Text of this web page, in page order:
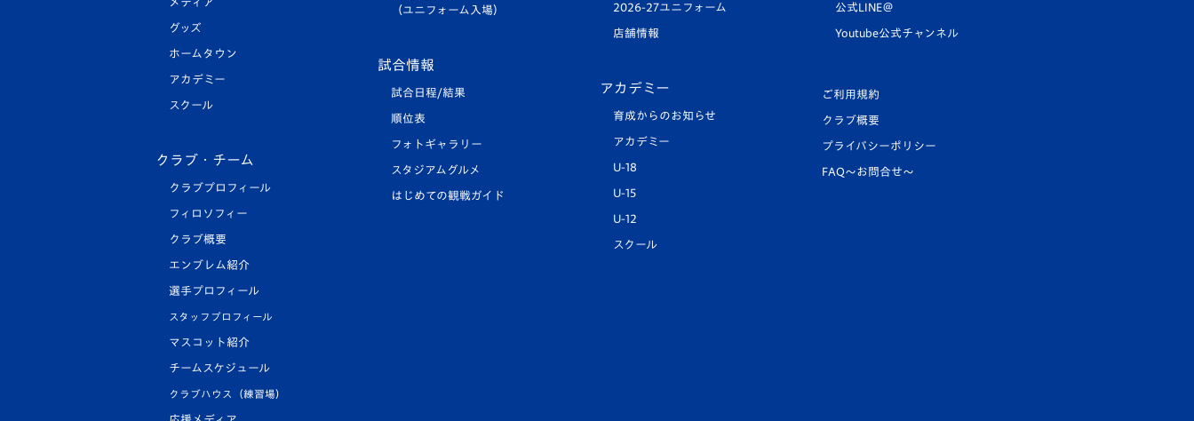
グッズ
ホームタウン
アカデミー
スクール
クラブ・チーム
クラブプロフィール
フィロソフィー
クラブ概要
エンブレム紹介
選手プロフィール
スタッフプロフィール
マスコット紹介
チームスケジュール
クラブハウス（練習場）
（ユニフォーム入場）
試合情報
試合日程/結果
順位表
フォトギャラリー
スタジアムグルメ
はじめての観戦ガイド
2026-27ユニフォーム
店舗情報
アカデミー
育成からのお知らせ
アカデミー
U-18
U-15
U-12
スクール
公式LINE＠
Youtube公式チャンネル
ご利用規約
クラブ概要
プライバシーポリシー
FAQ〜お問合せ〜